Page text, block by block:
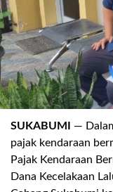
SUKABUMI
—
pajak kendaraan
Pajak Kendaraan
Dana Kecelakaan
.